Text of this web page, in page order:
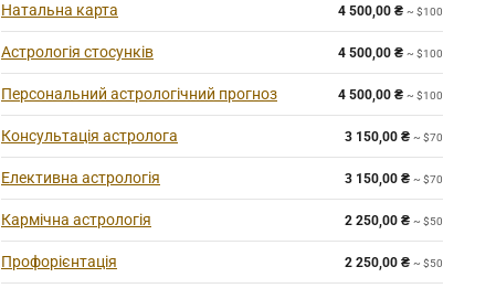
Натальна карта 4 500,00 ₴ ~ $100
Астрологія стосунків 4 500,00 ₴ ~ $100
Персональний астрологічний прогноз 4 500,00 ₴ ~ $100
Консультація астролога 3 150,00 ₴ ~ $70
Елективна астрологія 3 150,00 ₴ ~ $70
Кармічна астрологія 2 250,00 ₴ ~ $50
Профорієнтація 2 250,00 ₴ ~ $50